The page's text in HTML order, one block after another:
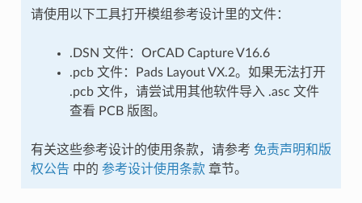
请使用以下工具打开模组参考设计里的文件：
.DSN 文件：OrCAD Capture V16.6
.pcb 文件：Pads Layout VX.2。如果无法打开
.pcb 文件，请尝试用其他软件导入 .asc 文件
查看 PCB 版图。
有关这些参考设计的使用条款，请参考 免责声明和版
权公告 中的 参考设计使用条款 章节。